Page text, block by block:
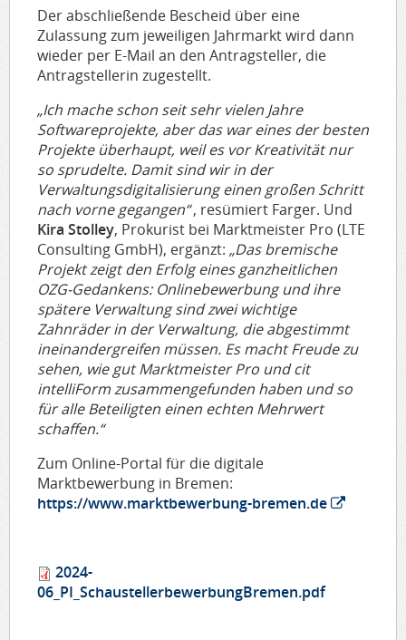
Der abschließende Bescheid über eine
Zulassung zum jeweiligen Jahrmarkt wird dann
wieder per E-Mail an den Antragsteller, die
Antragstellerin zugestellt.
„Ich mache schon seit sehr vielen Jahre
Softwareprojekte, aber das war eines der besten
Projekte überhaupt, weil es vor Kreativität nur
so sprudelte. Damit sind wir in der
Verwaltungsdigitalisierung einen großen Schritt
nach vorne gegangen“, resümiert Farger. Und
Kira Stolley, Prokurist bei Marktmeister Pro (LTE
Consulting GmbH), ergänzt: „Das bremische
Projekt zeigt den Erfolg eines ganzheitlichen
OZG-Gedankens: Onlinebewerbung und ihre
spätere Verwaltung sind zwei wichtige
Zahnräder in der Verwaltung, die abgestimmt
ineinandergreifen müssen. Es macht Freude zu
sehen, wie gut Marktmeister Pro und cit
intelliForm zusammengefunden haben und so
für alle Beteiligten einen echten Mehrwert
schaffen.“
Zum Online-Portal für die digitale
Marktbewerbung in Bremen:
https://www.marktbewerbung-bremen.de
2024-
06_PI_SchaustellerbewerbungBremen.pdf